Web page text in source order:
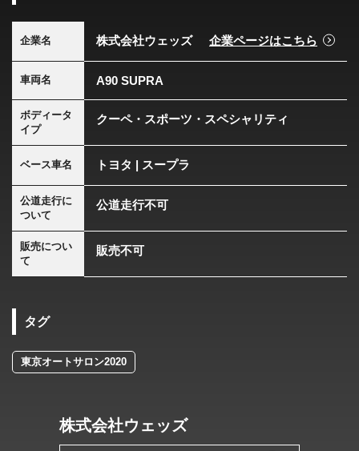
企業名 株式会社ウェッズ 企業ページはこちら
車両名 A90 SUPRA
ボディータ
イプ
クーペ・スポーツ・スペシャリティ
ベース車名 トヨタ | スープラ
公道走行に
ついて
公道走行不可
販売につい
て
販売不可
タグ
東京オートサロン2020
株式会社ウェッズ